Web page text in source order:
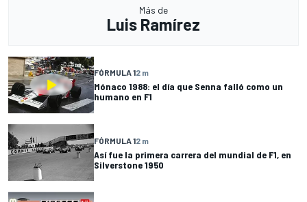
Más de
Luis Ramírez
FÓRMULA 12 m
Mónaco 1988: el día que Senna falló como un
humano en F1
FÓRMULA 12 m
Así fue la primera carrera del mundial de F1, en
Silverstone 1950